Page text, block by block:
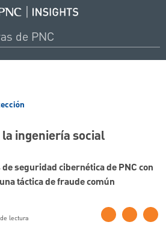
ingeniería social
seguridad cibernética de PNC con
táctica de fraude común
lectura